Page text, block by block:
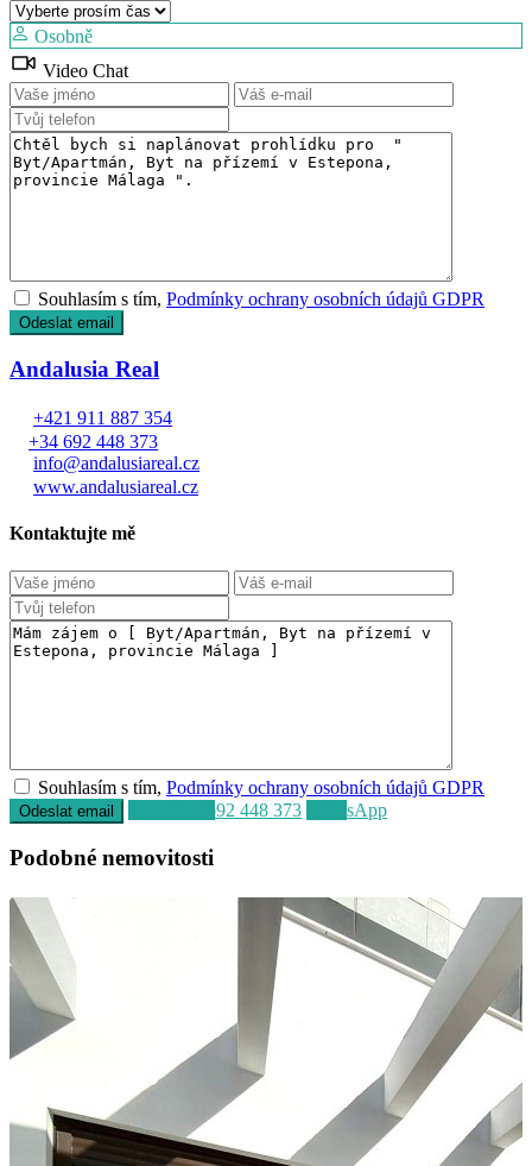
Osobně
Video Chat
Souhlasím s tím,Podmínky ochrany osobních údajů GDPR
Andalusia Real
+421 911 887 354
+34 692 448 373
info@andalusiareal.cz
www.andalusiareal.cz
Kontaktujte mě
Souhlasím s tím,Podmínky ochrany osobních údajů GDPR
+34 692 448 373 WhatsApp
Podobné nemovitosti